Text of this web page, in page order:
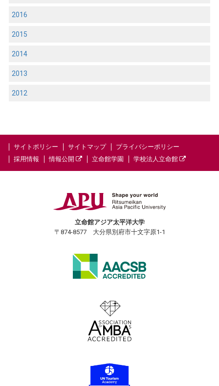
2016
2015
2014
2013
2012
サイトポリシー サイトマップ
プライバシーポリシー
採用情報
情報公開 立命館学園 学校法人立命館
立命館アジア太平洋大学
〒874-8577 大分県別府市十文字原1-1